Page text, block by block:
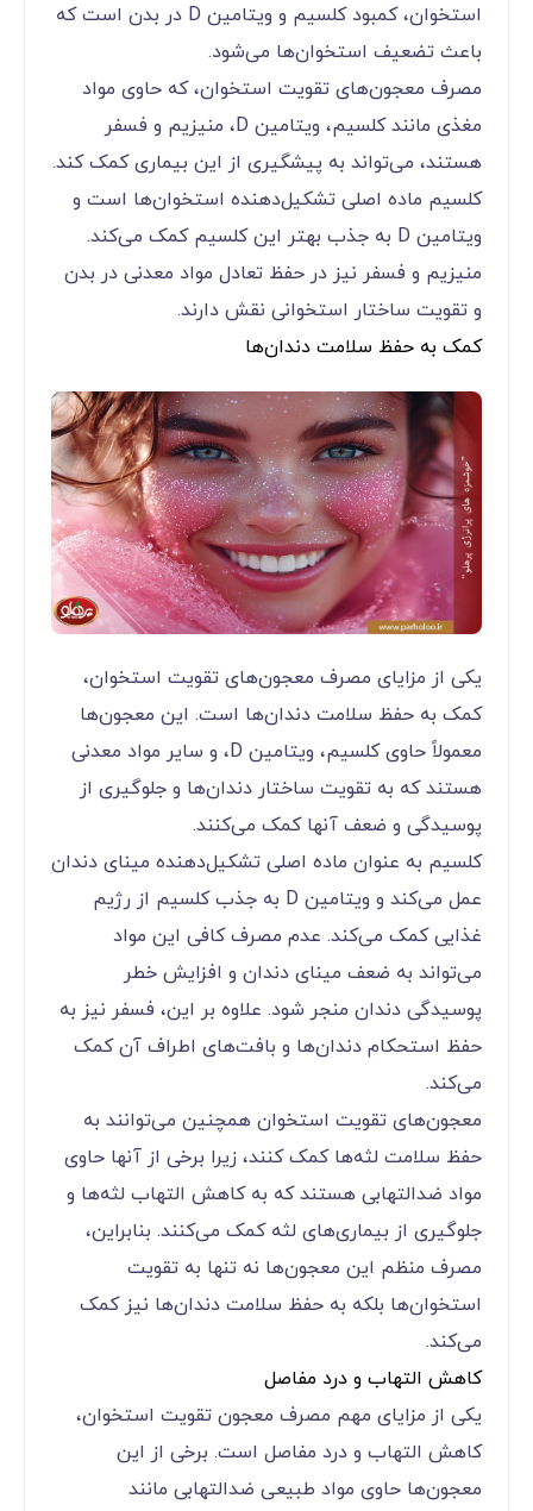
استخوان، کمبود کلسیم و ویتامین D در بدن است که
باعث تضعیف استخوان‌ها می‌شود.
مصرف معجون‌های تقویت استخوان، که حاوی مواد
مغذی مانند کلسیم، ویتامین D، منیزیم و فسفر
هستند، می‌تواند به پیشگیری از این بیماری کمک کند.
کلسیم ماده اصلی تشکیل‌دهنده استخوان‌ها است و
ویتامین D به جذب بهتر این کلسیم کمک می‌کند.
منیزیم و فسفر نیز در حفظ تعادل مواد معدنی در بدن
و تقویت ساختار استخوانی نقش دارند.
کمک به حفظ سلامت دندان‌ها
یکی از مزایای مصرف معجون‌های تقویت استخوان،
کمک به حفظ سلامت دندان‌ها است. این معجون‌ها
معمولاً حاوی کلسیم، ویتامین D، و سایر مواد معدنی
هستند که به تقویت ساختار دندان‌ها و جلوگیری از
پوسیدگی و ضعف آنها کمک می‌کنند.
کلسیم به عنوان ماده اصلی تشکیل‌دهنده مینای دندان
عمل می‌کند و ویتامین D به جذب کلسیم از رژیم
غذایی کمک می‌کند. عدم مصرف کافی این مواد
می‌تواند به ضعف مینای دندان و افزایش خطر
پوسیدگی دندان منجر شود. علاوه بر این، فسفر نیز به
حفظ استحکام دندان‌ها و بافت‌های اطراف آن کمک
می‌کند.
معجون‌های تقویت استخوان همچنین می‌توانند به
حفظ سلامت لثه‌ها کمک کنند، زیرا برخی از آنها حاوی
مواد ضدالتهابی هستند که به کاهش التهاب لثه‌ها و
جلوگیری از بیماری‌های لثه کمک می‌کنند. بنابراین،
مصرف منظم این معجون‌ها نه تنها به تقویت
استخوان‌ها بلکه به حفظ سلامت دندان‌ها نیز کمک
می‌کند.
کاهش التهاب و درد مفاصل
یکی از مزایای مهم مصرف معجون‌ تقویت استخوان،
کاهش التهاب و درد مفاصل است. برخی از این
معجون‌ها حاوی مواد طبیعی ضدالتهابی مانند